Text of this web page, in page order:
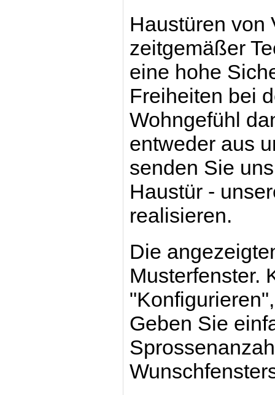
Haustüren von
zeitgemäßer
eine hohe
Freiheiten bei
Wohngefühl
entweder aus
senden Sie
Haustür -
realisieren.
Die
Musterfenster.
Geben Sie